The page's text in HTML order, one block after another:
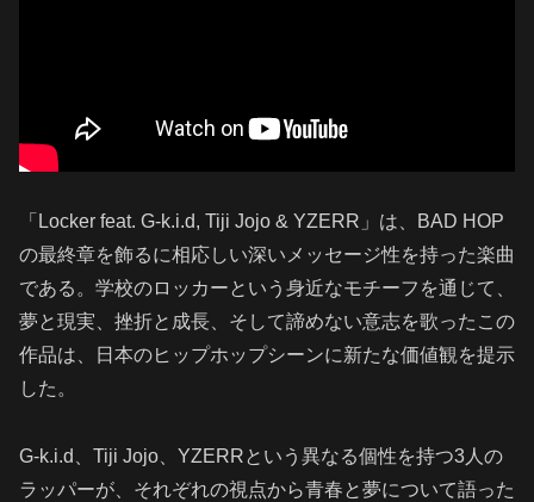
「Locker feat. G-k.i.d, Tiji Jojo & YZERR」は、BAD HOP
の最終章を飾るに相応しい深いメッセージ性を持った楽曲
である。学校のロッカーという身近なモチーフを通じて、
夢と現実、挫折と成長、そして諦めない意志を歌ったこの
作品は、日本のヒップホップシーンに新たな価値観を提示
した。
G-k.i.d、Tiji Jojo、YZERRという異なる個性を持つ3人の
ラッパーが、それぞれの視点から青春と夢について語った